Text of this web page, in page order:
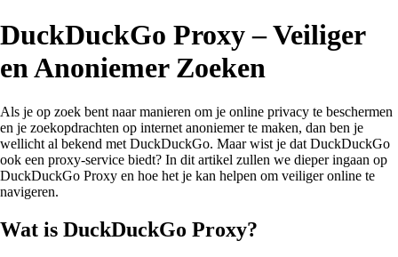
DuckDuckGo Proxy – Veiliger
en Anoniemer Zoeken
Als je op zoek bent naar manieren om je online privacy te beschermen
en je zoekopdrachten op internet anoniemer te maken, dan ben je
wellicht al bekend met DuckDuckGo. Maar wist je dat DuckDuckGo
ook een proxy-service biedt? In dit artikel zullen we dieper ingaan op
DuckDuckGo Proxy en hoe het je kan helpen om veiliger online te
navigeren.
Wat is DuckDuckGo Proxy?